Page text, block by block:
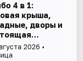
4 в 1:
крыша,
дворы и
2026 •